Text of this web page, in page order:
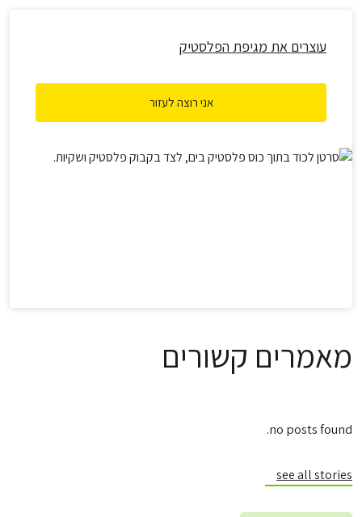
עוצרים את מגיפת הפלסטיק
אני רוצה לעזור
מאמרים קשורים
no posts found.
see all stories